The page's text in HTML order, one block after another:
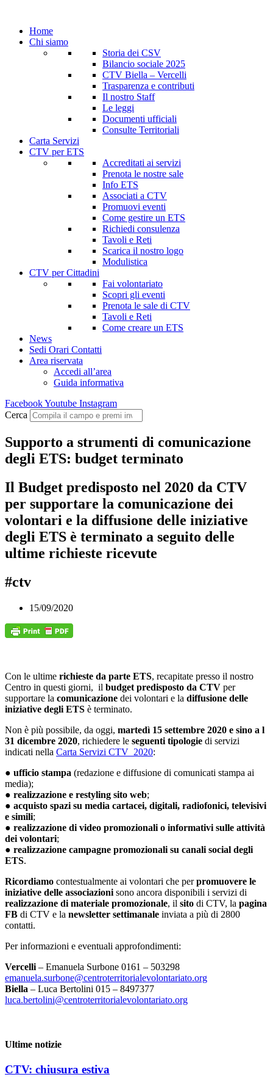
Home
Chi siamo
Storia dei CSV
Bilancio sociale 2025
CTV Biella – Vercelli
Trasparenza e contributi
Il nostro Staff
Le leggi
Documenti ufficiali
Consulte Territoriali
Carta Servizi
CTV per ETS
Accreditati ai servizi
Prenota le nostre sale
Info ETS
Associati a CTV
Promuovi eventi
Come gestire un ETS
Richiedi consulenza
Tavoli e Reti
Scarica il nostro logo
Modulistica
CTV per Cittadini
Fai volontariato
Scopri gli eventi
Prenota le sale di CTV
Tavoli e Reti
Come creare un ETS
News
Sedi Orari Contatti
Area riservata
Accedi all’area
Guida informativa
FacebookYoutube Instagram
Cerca
Supporto a strumenti di comunicazione
degli ETS: budget terminato
Il Budget predisposto nel 2020 da CTV
per supportare la comunicazione dei
volontari e la diffusione delle iniziative
degli ETS è terminato a seguito delle
ultime richieste ricevute
#ctv
15/09/2020
Con le ultime richieste da parte ETS, recapitate presso il nostro
Centro in questi giorni, il budget predisposto da CTV per
supportare la comunicazione dei volontari e la diffusione delle
iniziative degli ETS è terminato.
Non è più possibile, da oggi, martedì 15 settembre 2020 e sino a l
31 dicembre 2020, richiedere le seguenti tipologie di servizi
indicati nella Carta Servizi CTV_2020:
● ufficio stampa (redazione e diffusione di comunicati stampa ai
media);
● realizzazione e restyling sito web;
● acquisto spazi su media cartacei, digitali, radiofonici, televisivi
e simili;
● realizzazione di video promozionali o informativi sulle attività
dei volontari;
● realizzazione campagne promozionali su canali social degli
ETS.
Ricordiamo contestualmente ai volontari che perpromuovere le
iniziative delle associazioni sono ancora disponibili i servizi di
realizzazione di materiale promozionale, il sito di CTV, la pagina
FB di CTV e la newsletter settimanale inviata a più di 2800
contatti.
Per informazioni e eventuali approfondimenti:
Vercelli – Emanuela Surbone 0161 – 503298
emanuela.surbone@centroterritorialevolontariato.org
Biella – Luca Bertolini 015 – 8497377
luca.bertolini@centroterritorialevolontariato.org
Ultime notizie
CTV: chiusura estiva